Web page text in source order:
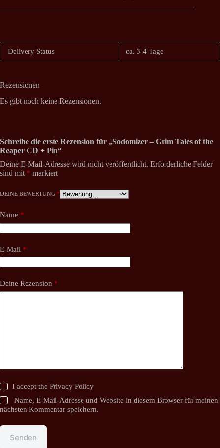
Delivery Status ca. 3-4 Tage
Rezensionen
Es gibt noch keine Rezensionen.
Schreibe die erste Rezension für „Sodomizer – Grim Tales of the
Reaper CD + Pin“
Deine E-Mail-Adresse wird nicht veröffentlicht. Erforderliche Felder
sind mit * markiert
DEINE BEWERTUNG *
Name *
E-Mail *
Deine Rezension *
I accept thePrivacy Policy
Name, E-Mail-Adresse und Website in diesem Browser für meinen
nächsten Kommentar speichern.
Senden